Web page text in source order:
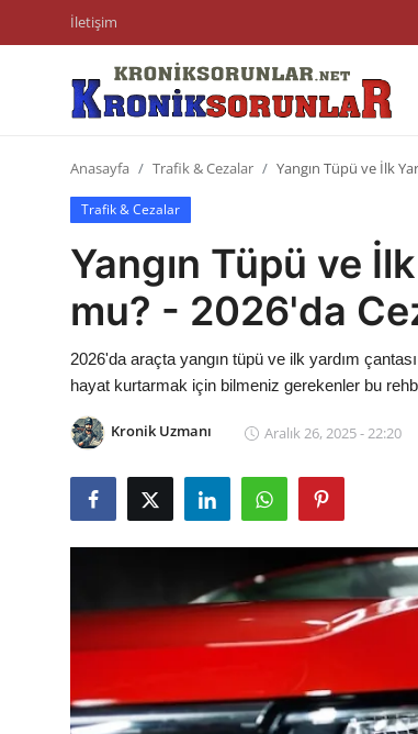
İletişim
Trafik & Cezalar
Sigorta & Kasko
Vergi & ÖTV & MTV
Muayene & Ruhsat
Sorgulamalar
İkinci El & Alım-Satım
Elektrikli & Hibrit
Sürüş & Güvenlik
Anasayfa Trafik & Cezalar Yangın Tüpü ve İlk
Trafik & Cezalar
Yangın Tüpü ve
mu? - 2026'da
2026'da araçta yangın tüpü ve ilk yardım
hayat kurtarmak için bilmeniz gerekenler bu
Kronik Uzmanı Aralık 26, 2025 - 22:20